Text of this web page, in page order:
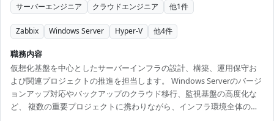
サーバーエンジニア クラウドエンジニア 他1件
Zabbix Windows Server Hyper-V 他4件
職務内容
仮想化基盤を中心としたサーバーインフラの設計、構築、運用保守お
よび関連プロジェクトの推進を担当します。 Windows Serverのバージ
ョンアップ対応やバックアップのクラウド移行、監視基盤の高度化な
ど、 複数の重要プロジェクトに携わりながら、インフラ環境全体の最